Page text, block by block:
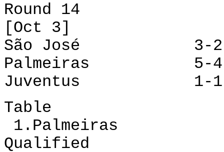
Round 14
[Oct 3]
São José 3-2
Palmeiras 5-4
Juventus 1-1
Table
1.Palmeiras
Qualified